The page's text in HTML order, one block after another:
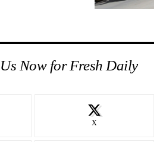
Now for Fresh Daily
X